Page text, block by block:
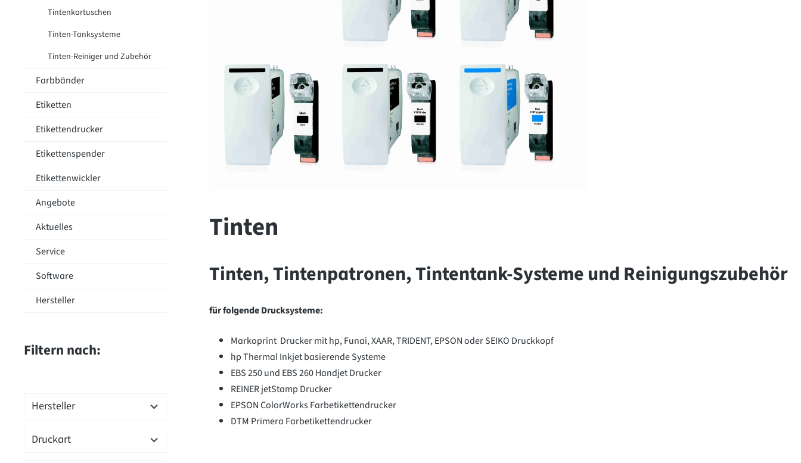
Tintenkartuschen
Tinten-Tanksysteme
Tinten-Reiniger und Zubehör
Farbbänder
Etiketten
Etikettendrucker
Etikettenspender
Etikettenwickler
Angebote
Aktuelles
Service
Software
Hersteller
Filtern nach:
Hersteller
Druckart
Tinten
Tinten, Tintenpatronen, Tintentank-Systeme und Reinigungszubehör
für folgende Drucksysteme:
Markoprint Drucker mit hp, Funai, XAAR, TRIDENT, EPSON oder SEIKO Druckkopf
hp Thermal Inkjet basierende Systeme
EBS 250 und EBS 260 Handjet Drucker
REINER jetStamp Drucker
EPSON ColorWorks Farbetikettendrucker
DTM Primera Farbetikettendrucker